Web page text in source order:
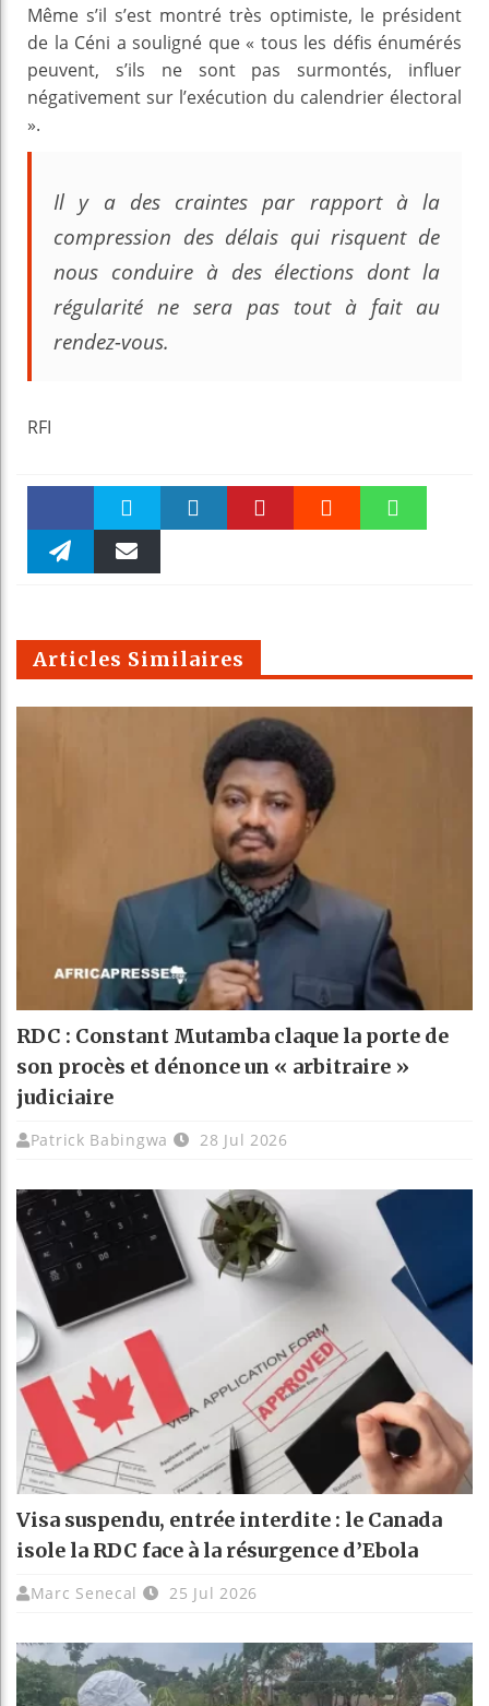
Même s’il s’est montré très optimiste, le président
de la Céni a souligné que « tous les défis énumérés
peuvent, s’ils ne sont pas surmontés, influer
négativement sur l’exécution du calendrier électoral
».
Il y a des craintes par rapport à la
compression des délais qui risquent de
nous conduire à des élections dont la
régularité ne sera pas tout à fait au
rendez-vous.
RFI
Faceboo Twitter
m
Articles Similaires
RDC : Constant Mutamba claque la porte de
son procès et dénonce un « arbitraire »
judiciaire
Patrick Babingwa 28 Jul 2026
Visa suspendu, entrée interdite : le Canada
isole la RDC face à la résurgence d’Ebola
Marc Senecal 25 Jul 2026